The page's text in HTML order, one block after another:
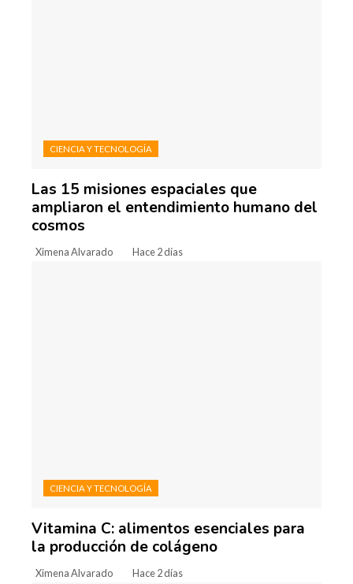
CIENCIA Y TECNOLOGÍA
Las 15 misiones espaciales que
ampliaron el entendimiento humano del
cosmos
Ximena Alvarado Hace 2 días
CIENCIA Y TECNOLOGÍA
Vitamina C: alimentos esenciales para
la producción de colágeno
Ximena Alvarado Hace 2 días